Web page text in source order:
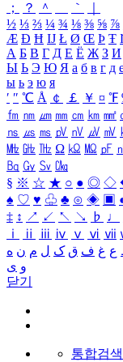
；
？ ＾ ｀
½ ⅓ ⅔ ¼ ¾ ⅛ ⅜ ⅝ ⅞
Æ Ð Ħ Ĳ Ł Ø Œ Þ Ŧ
А Б В Г Д Е Ё Ж З И
Ы Ь Э Ю Я а б в г д
ы ь э ю я
′ ″ ℃ Å ￠ ￡ ￥ ¤ ℉
㎙ ㎚ ㎛ ㎜ ㎝ ㎞ ㎟
㎱ ㎲ ㎳ ㎴ ㎵ ㎶ ㎷
㎒ ㎓ ㎔ Ω ㏀ ㏁ ㎊
㏃ ㏉ ㏜ ㏆
§ ※ ☆ ★ ○ ● ◎ ◇
♠ ♡ ♥ ♧ ♣ ⊙ ◈ ▣ ◐
‡ ↕ ↗ ↙ ↖ ↘ ♭ ♩
ⅰ
ⅱ ⅲ ⅳ ⅴ ⅵ ⅶ
ع غ ف ق ک ل م ن ه
و ی
닫기
통합검색